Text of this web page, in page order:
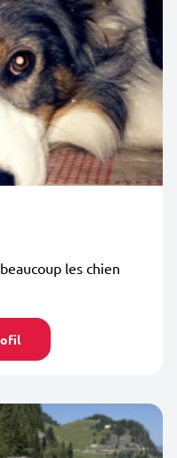
les chien